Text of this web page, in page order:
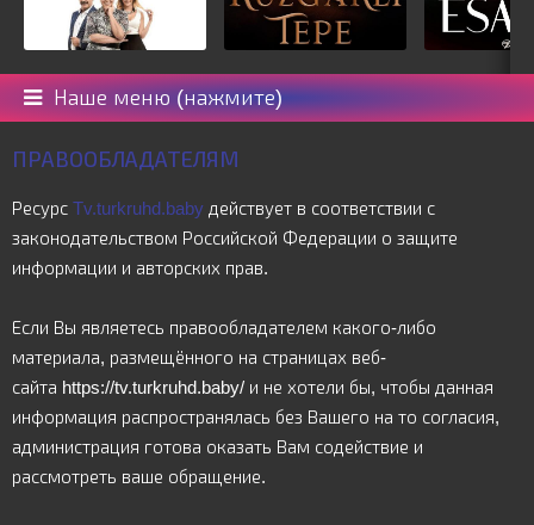
Наше меню (нажмите)
ПРАВООБЛАДАТЕЛЯМ
Ресурс Tv.turkruhd.baby действует в соответствии с
законодательством Российской Федерации о защите
информации и авторских прав.
Если Вы являетесь правообладателем какого-либо
материала, размещённого на страницах веб-
сайта https://tv.turkruhd.baby/ и не хотели бы, чтобы данная
информация распространялась без Вашего на то согласия,
администрация готова оказать Вам содействие и
рассмотреть ваше обращение.